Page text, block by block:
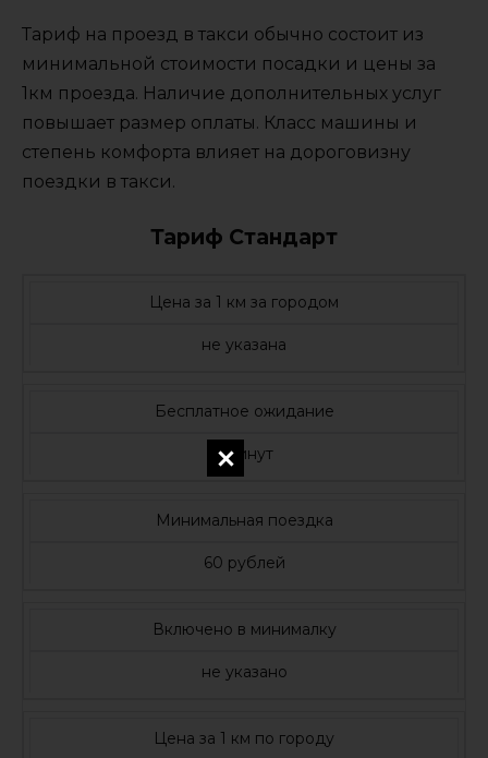
Тариф на проезд в такси обычно состоит из
минимальной стоимости посадки и цены за
1км проезда. Наличие дополнительных услуг
повышает размер оплаты. Класс машины и
степень комфорта влияет на дороговизну
поездки в такси.
Тариф Стандарт
Цена за 1 км за городом
не указана
Бесплатное ожидание
5 минут
Минимальная поездка
60 рублей
Включено в минималку
не указано
Цена за 1 км по городу